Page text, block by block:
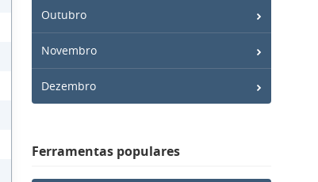
Outubro
Novembro
Dezembro
Ferramentas populares